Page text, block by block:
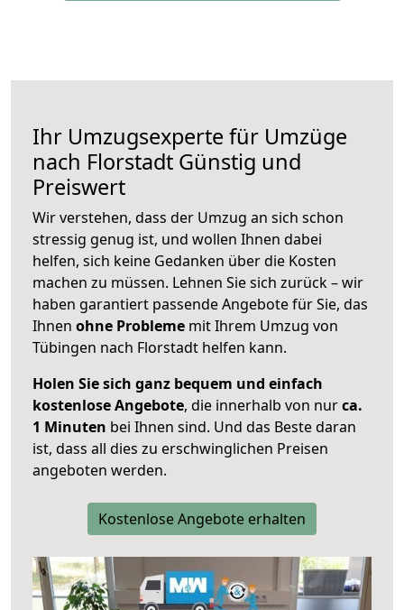
Ihr Umzugsexperte für Umzüge
nach Florstadt Günstig und
Preiswert
Wir verstehen, dass der Umzug an sich schon
stressig genug ist, und wollen Ihnen dabei
helfen, sich keine Gedanken über die Kosten
machen zu müssen. Lehnen Sie sich zurück – wir
haben garantiert passende Angebote für Sie, das
Ihnen ohne Probleme mit Ihrem Umzug von
Tübingen nach Florstadt helfen kann.
Holen Sie sich ganz bequem und einfach
kostenlose Angebote, die innerhalb von nurca.
1 Minuten bei Ihnen sind. Und das Beste daran
ist, dass all dies zu erschwinglichen Preisen
angeboten werden.
Kostenlose Angebote erhalten